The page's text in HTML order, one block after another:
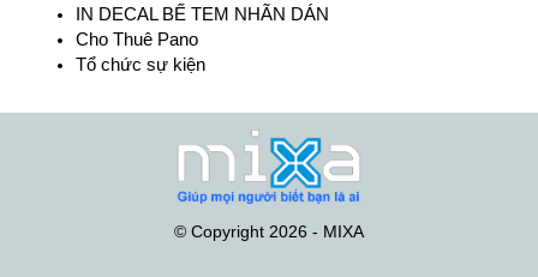
IN DECAL BẾ TEM NHÃN DÁN
Cho Thuê Pano
Tổ chức sự kiện
© Copyright 2026 - MIXA